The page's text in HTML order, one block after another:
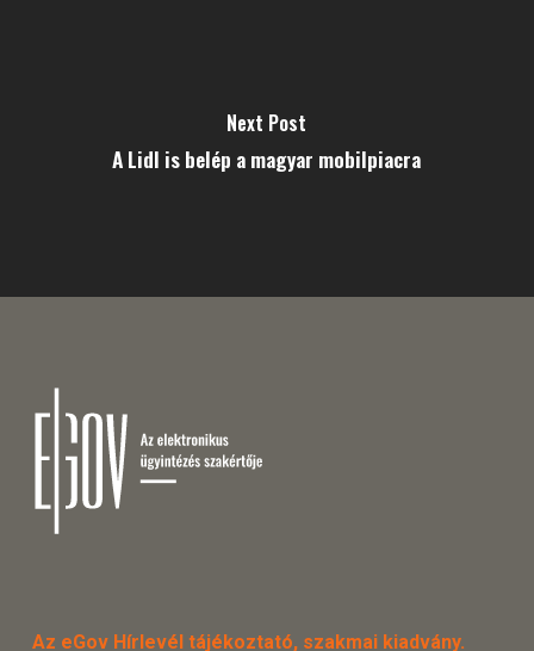
Next Post
A Lidl is belép a magyar mobilpiacra
Az eGov Hírlevél tájékoztató, szakmai kiadvány.